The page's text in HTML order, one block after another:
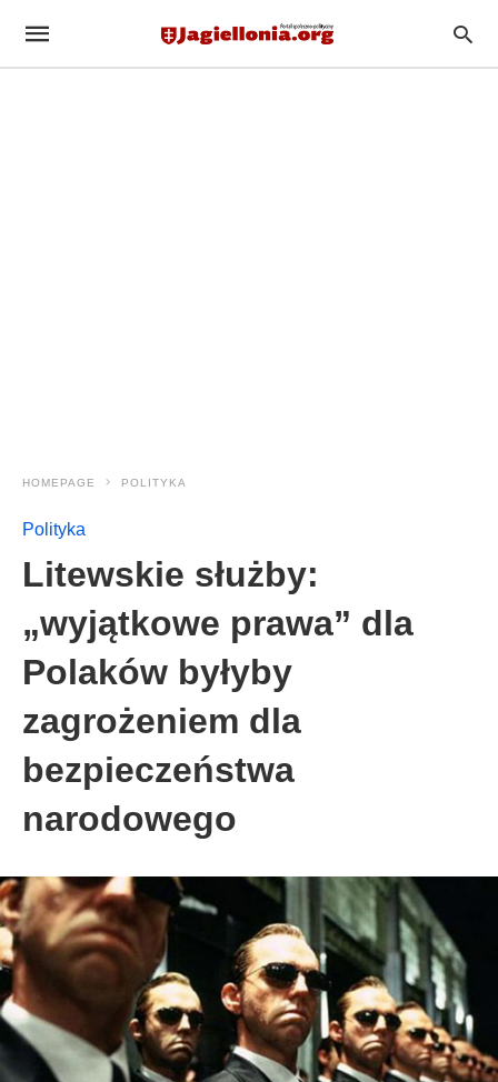
HOMEPAGE POLITYKA
Polityka
Litewskie służby:
„wyjątkowe prawa” dla
Polaków byłyby
zagrożeniem dla
bezpieczeństwa
narodowego